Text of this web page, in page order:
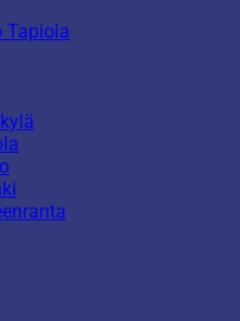
Tapiola